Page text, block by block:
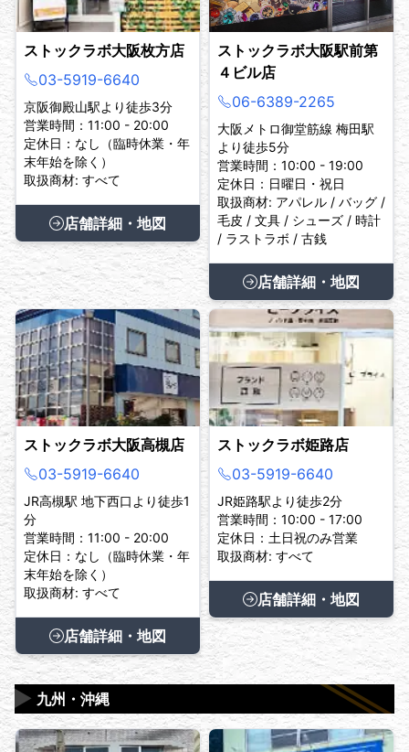
ストックラボ大阪枚方店
03-5919-6640
京阪御殿山駅より徒歩3分
営業時間：11:00 - 20:00
定休日：なし（臨時休業・年
末年始を除く）
取扱商材: すべて
店舗詳細・地図
ストックラボ大阪駅前第
４ビル店
06-6389-2265
大阪メトロ御堂筋線 梅田駅
より徒歩5分
営業時間：10:00 - 19:00
定休日：日曜日・祝日
取扱商材: アパレル / バッグ /
毛皮 / 文具 / シューズ / 時計
/ ラストラボ / 古銭
店舗詳細・地図
ストックラボ大阪高槻店
03-5919-6640
JR高槻駅 地下西口より徒歩1
分
営業時間：11:00 - 20:00
定休日：なし（臨時休業・年
末年始を除く）
取扱商材: すべて
店舗詳細・地図
ストックラボ姫路店
03-5919-6640
JR姫路駅より徒歩2分
営業時間：10:00 - 17:00
定休日：土日祝のみ営業
取扱商材: すべて
店舗詳細・地図
九州・沖縄
▶